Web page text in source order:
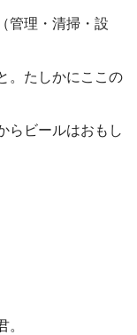
管理・清掃・設
。たしかにここの
らビールはおもし
。